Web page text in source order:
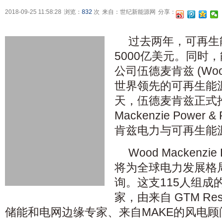
2018-09-25 11:58:28 浏览： 832 次 来自：世纪新能源网 分享：
过去两年，可再
5000亿美元。同时
公司伍德麦肯兹
世界领先的可再生能
天，伍德麦肯兹正式
Mackenzie Power &
肯兹电力与可再生能
Wood Mackenzie
将为全球电力发展格
询。这支115人组成
家，由来自 GTM
储能和电网边缘专家、来自MAKE的风电